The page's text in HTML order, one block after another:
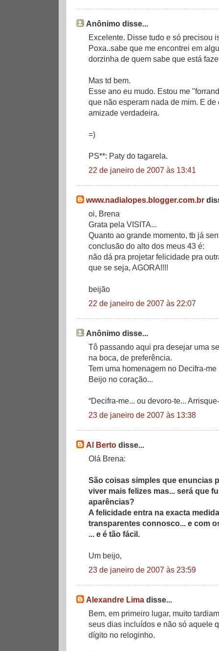
Anônimo disse...
Excelente. Disse tudo e só precisou
Poxa..sabe que me encontrei em
dorzinha de quem sabe que está
Mas td bem.
Esse ano eu mudo. Estou me
que não esperam nada de mim. E
amizade verdadeira.
=)
PS**: Paty do tagarela.
22 de janeiro de 2007 às 13:41
www.nadialopes.blogger.com.br
oi, Brena
Grata pela VISITA...
Quanto ao grande momento, tb já
conclusão do alto dos meus 43 é:
não dá pra projetar felicidade pra
que se seja, AGORA!!!!
beijão
22 de janeiro de 2007 às 22:07
Anônimo disse...
Tô passando aqui pra desejar uma
na boca, de preferência.
Tem uma homenagem no Decifra-
Beijo no coração...
“Decifra-me... ou devoro-te...
23 de janeiro de 2007 às 13:38
Al Berto disse...
Olá Brena:
São coisas simples que enuncias
viver mais felizes mas... será que
aparências?
A felicidade entra na exacta
transparentes connosco... e com
... e é tão fácil.
Um beijo,
23 de janeiro de 2007 às 23:59
Alexandre Lima disse...
Bem, em primeiro lugar, muito
seus dias incluídos e não só aquele
dígito no reloginho.